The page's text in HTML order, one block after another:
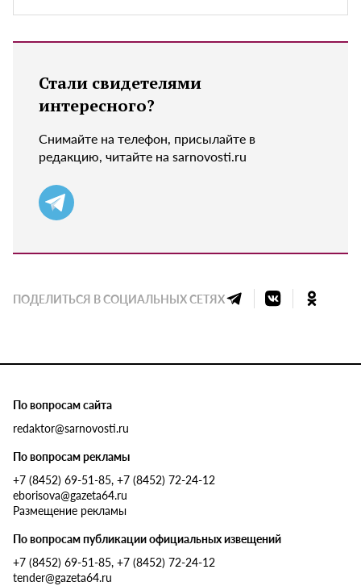
Стали свидетелями
интересного?
Снимайте на телефон, присылайте в
редакцию, читайте на sarnovosti.ru
ПОДЕЛИТЬСЯ В СОЦИАЛЬНЫХ СЕТЯХ
По вопросам сайта
redaktor@sarnovosti.ru
По вопросам рекламы
+7 (8452) 69-51-85, +7 (8452) 72-24-12
eborisova@gazeta64.ru
Размещение рекламы
По вопросам публикации официальных извещений
+7 (8452) 69-51-85, +7 (8452) 72-24-12
tender@gazeta64.ru